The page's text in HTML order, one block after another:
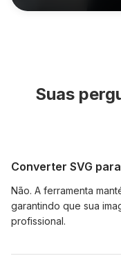
Suas
Converter SVG
Não. A ferramenta
garantindo que sua
profissional.